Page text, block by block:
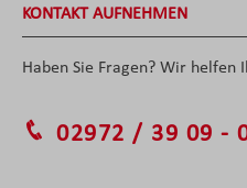
KONTAKT AUFNEHMEN
Haben Sie Fragen? Wir helfen
02972 / 39 09 -